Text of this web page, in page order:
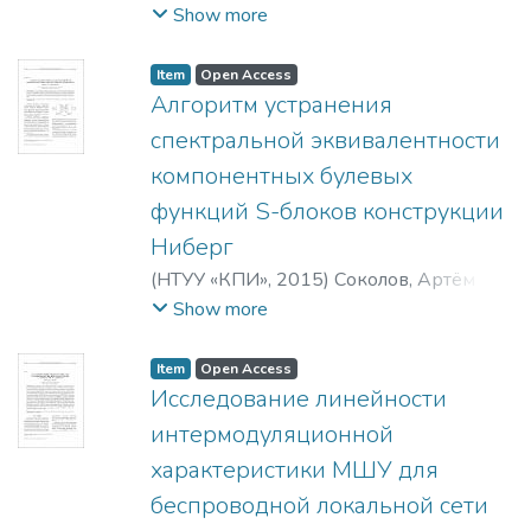
Данилович;Куценко, Владимир
Show more
Item Open Access
Алгоритм устранения
спектральной эквивалентности
компонентных булевых
функций S-блоков конструкции
Ниберг
(НТУУ «КПИ», 2015) Соколов, Артём
Викторович;
Show more
Item Open Access
Исследование линейности
интермодуляционной
характеристики МШУ для
беспроводной локальной сети